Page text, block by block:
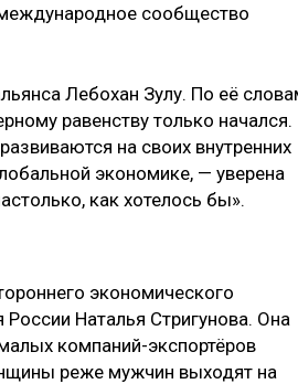
сообщество
Лебохан Зулу. По её
равенству только начался.
на своих внутренних
экономике, — уверена
как хотелось бы».
экономического
Наталья Стригунова. Она
компаний-экспортёров
реже мужчин выходят на